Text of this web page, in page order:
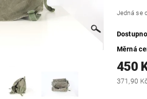
Jedná se
Měrná
450